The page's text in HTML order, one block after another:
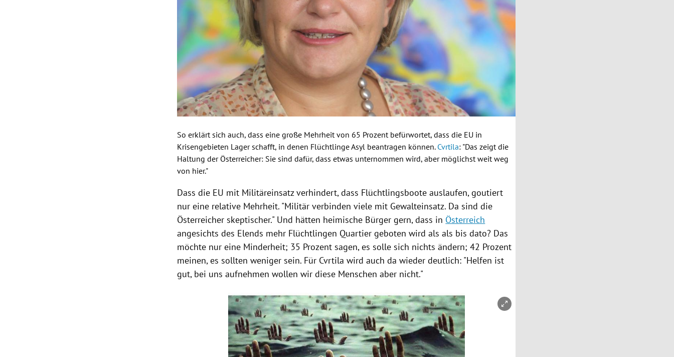
So erklärt sich auch, dass eine große Mehrheit von 65 Prozent befürwortet, dass die EU in
Krisengebieten Lager schafft, in denen FlüchtlingeAsyl beantragen können. Cvrtila: "Das zeigt die
Haltung der Österreicher: Sie sind dafür, dass etwas unternommen wird, aber möglichst weit weg
von hier."
Dass die EU mit Militäreinsatzverhindert, dass Flüchtlingsboote auslaufen, goutiert
nur eine relative Mehrheit. "Militär verbinden viele mit Gewalteinsatz. Da sind die
Österreicher skeptischer." Und hätten heimische Bürger gern, dass in Österreich
angesichts des Elends mehr Flüchtlingen Quartier geboten wird als als bis dato? Das
möchte nur eine Minderheit; 35 Prozent sagen, es solle sich nichts ändern; 42 Prozent
meinen, es sollten weniger sein. Für Cvrtila wird auch da wieder deutlich: "Helfen ist
gut, bei uns aufnehmen wollen wir diese Menschen aber nicht."